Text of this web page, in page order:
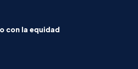
con la equidad